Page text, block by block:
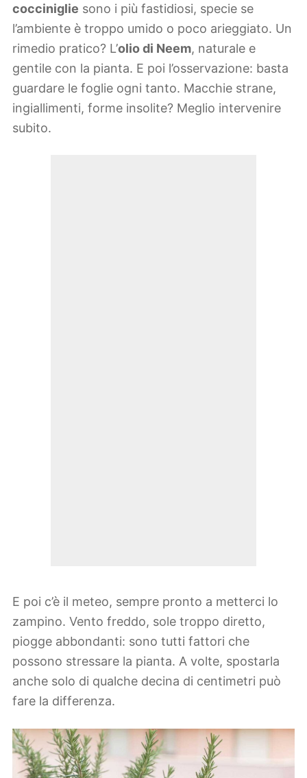
cocciniglie sono i più fastidiosi, specie se
l’ambiente è troppo umido o poco arieggiato. Un
rimedio pratico? L’olio di Neem, naturale e
gentile con la pianta. E poi l’osservazione: basta
guardare le foglie ogni tanto. Macchie strane,
ingiallimenti, forme insolite? Meglio intervenire
subito.
E poi c’è il meteo, sempre pronto a metterci lo
zampino. Vento freddo, sole troppo diretto,
piogge abbondanti: sono tutti fattori che
possono stressare la pianta. A volte, spostarla
anche solo di qualche decina di centimetri può
fare la differenza.